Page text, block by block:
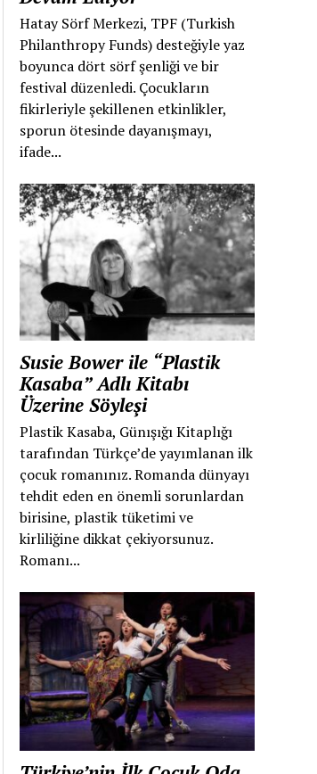
Hatay Sörf Merkezi, TPF (Turkish
Philanthropy Funds) desteğiyle yaz
boyunca dört sörf şenliği ve bir
festival düzenledi. Çocukların
fikirleriyle şekillenen etkinlikler,
sporun ötesinde dayanışmayı,
ifade...
Susie Bower ile “Plastik
Kasaba” Adlı Kitabı
Üzerine Söyleşi
Plastik Kasaba, Günışığı Kitaplığı
tarafından Türkçe’de yayımlanan ilk
çocuk romanınız. Romanda dünyayı
tehdit eden en önemli sorunlardan
birisine, plastik tüketimi ve
kirliliğine dikkat çekiyorsunuz.
Romanı...